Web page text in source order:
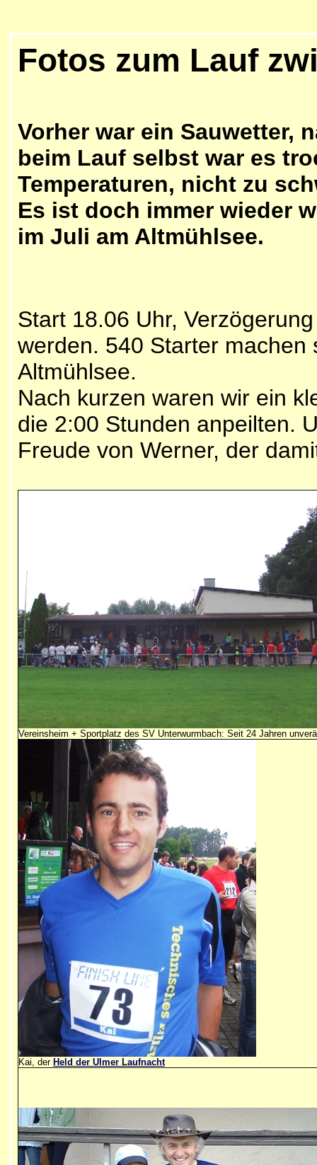
Fotos zum Lauf
Vorher war ein Sauwetter,
beim Lauf selbst war es
Temperaturen, nicht zu
Es ist doch immer wieder
im Juli am Altmühlsee.
Start 18.06 Uhr,
werden. 540 Starter machen
Altmühlsee.
Nach kurzen waren wir ein
die 2:00 Stunden anpeilten.
Freude von Werner, der
Vereinsheim + Sportplatz des SV Unterwurmbach: Seit 24 Jahren
Kai, der Held der Ulmer Laufnacht